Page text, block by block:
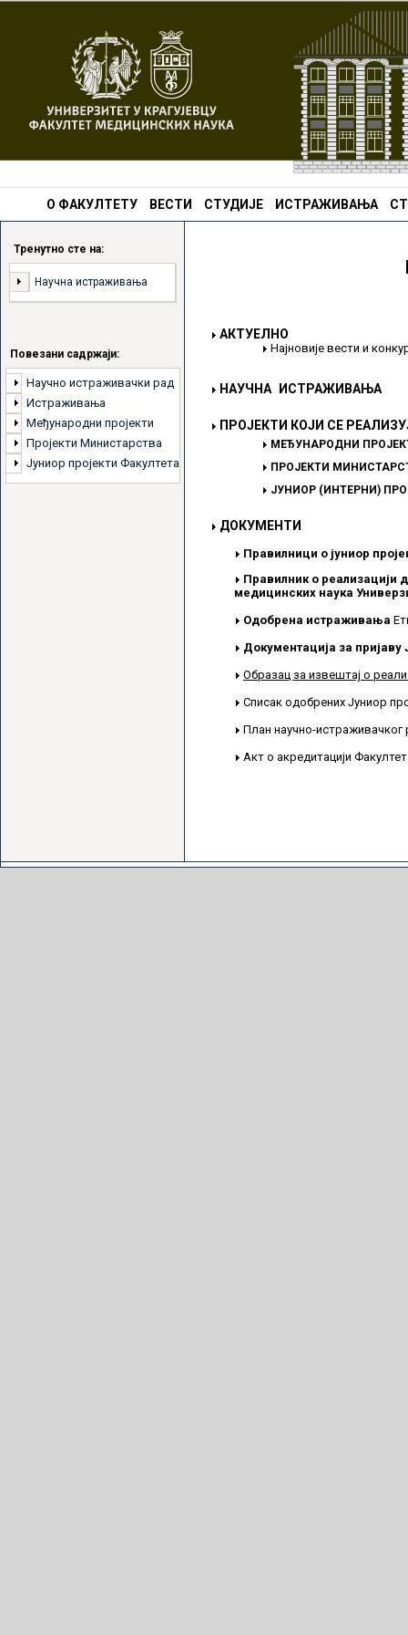
О ФАКУЛТЕТУ ВЕСТИ СТУДИЈЕ ИСТРАЖИВАЊА
Тренутно сте на:
Научна истраживања
Повезани садржаји:
Научно истраживачки рад
Истраживања
Међународни пројекти
Пројекти Министарства
Јуниор пројекти Факултета
АКТУЕЛНО
Најновије вести и
НАУЧНА ИСТРАЖИВАЊА
ПРОЈЕКТИ КОЈИ СЕ
МЕЂУНАРОДНИ
ПРОЈЕКТИ
ЈУНИОР (ИНТЕРНИ)
ДОКУМЕНТИ
Правилници о јуниор
Правилник о реализацији
медицинских наука
Одобрена истраживања
Документација за
Образац за извештај о
Списак одобрених Јуниор
План научно-истраживачког
Акт о акредитацији